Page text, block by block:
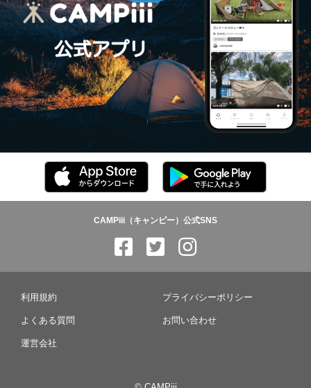
CAMPiii（キャンピー）公式SNS
利用規約 プライバシーポリシー
よくある質問 お問い合わせ
運営会社